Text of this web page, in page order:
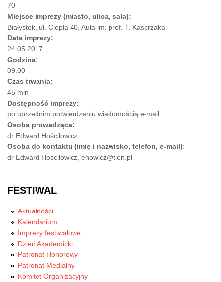
70
Miejsce imprezy (miasto, ulica, sala):
Białystok, ul. Ciepła 40, Aula im. prof. T. Kasprzaka
Data imprezy:
24.05.2017
Godzina:
09:00
Czas trwania:
45 min
Dostępność imprezy:
po uprzednim potwierdzeniu wiadomością e-mail
Osoba prowadząca:
dr Edward Hościłowicz
Osoba do kontaktu (imię i nazwisko, telefon, e-mail):
dr Edward Hościłowicz, ehowicz@tlen.pl
FESTIWAL
Aktualności
Kalendarium
Imprezy festiwalowe
Dzień Akademicki
Patronat Honorowy
Patronat Medialny
Komitet Organizacyjny